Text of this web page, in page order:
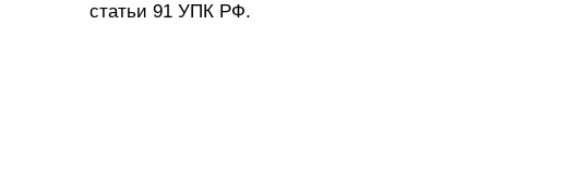
статьи 91 УПК РФ.